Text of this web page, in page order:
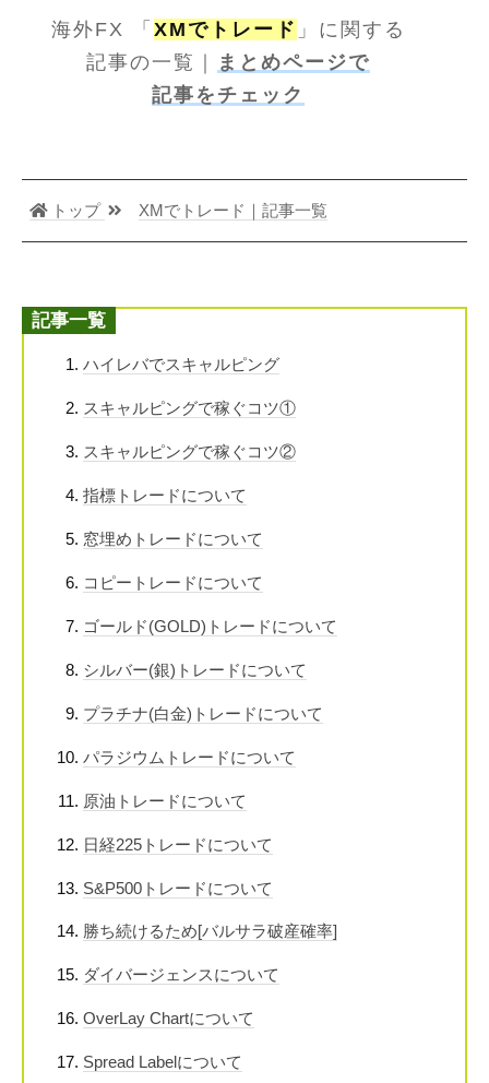
海外FX 「 XMでトレード 」に関する
記事の一覧
まとめページで
記事をチェック
トップ XMでトレード｜記事一覧
記事一覧
ハイレバでスキャルピング
スキャルピングで稼ぐコツ①
スキャルピングで稼ぐコツ②
指標トレードについて
窓埋めトレードについて
コピートレードについて
ゴールド(GOLD)トレードについて
シルバー(銀)トレードについて
プラチナ(白金)トレードについて
パラジウムトレードについて
原油トレードについて
日経225トレードについて
S&P500トレードについて
勝ち続けるため[バルサラ破産確率]
ダイバージェンスについて
OverLay Chartについて
Spread Labelについて